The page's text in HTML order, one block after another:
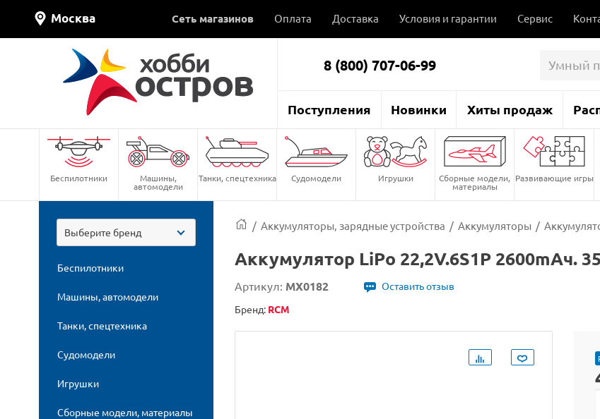
Москва Сеть магазинов Оплата Доставка Условия и гарантии Сервис
8 (800) 707-06-99
Поступления Новинки Хиты продаж
Беспилотники Машины,
автомодели
Танки, спецтехника Судомодели Игрушки Сборные модели,
материалы
Развивающие игры
Выберите бренд
Беспилотники
Машины, автомодели
Танки, спецтехника
Судомодели
Игрушки
Сборные модели, материалы
/ Аккумуляторы, зарядные устройства / Аккумуляторы /
Аккумулятор LiPo 22,2V.6S1P 2600mAч.
Артикул: MX0182
Оставить отзыв
Бренд: RCM